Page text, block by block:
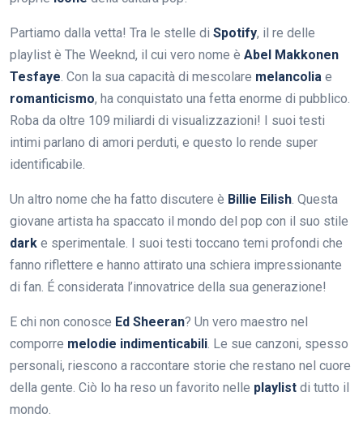
Partiamo dalla vetta! Tra le stelle di Spotify, il re delle
playlist è The Weeknd, il cui vero nome è Abel Makkonen
Tesfaye. Con la sua capacità di mescolare melancolia e
romanticismo, ha conquistato una fetta enorme di pubblico.
Roba da oltre 109 miliardi di visualizzazioni! I suoi testi
intimi parlano di amori perduti, e questo lo rende super
identificabile.
Un altro nome che ha fatto discutere è Billie Eilish. Questa
giovane artista ha spaccato il mondo del pop con il suo stile
dark e sperimentale. I suoi testi toccano temi profondi che
fanno riflettere e hanno attirato una schiera impressionante
di fan. É considerata l’innovatrice della sua generazione!
E chi non conosce Ed Sheeran? Un vero maestro nel
comporre melodie indimenticabili. Le sue canzoni, spesso
personali, riescono a raccontare storie che restano nel cuore
della gente. Ciò lo ha reso un favorito nelle playlist di tutto il
mondo.